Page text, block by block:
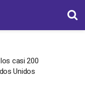
casi 200
Unidos